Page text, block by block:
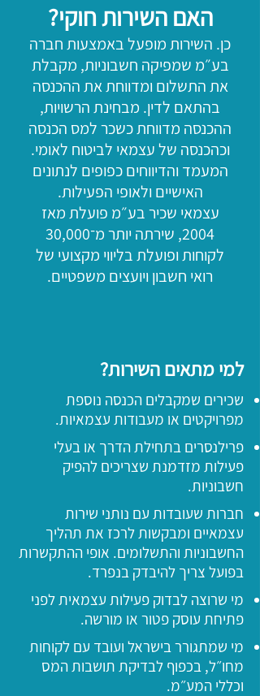
האם השירות חוקי?
כן. השירות מופעל באמצעות חברה
בע״מ שמפיקה חשבוניות, מקבלת
את התשלום ומדווחת את ההכנסה
בהתאם לדין. מבחינת הרשויות,
ההכנסה מדווחת כשכר למס הכנסה
וכהכנסה של עצמאי לביטוח לאומי.
המעמד והדיווחים כפופים לנתונים
האישיים ולאופי הפעילות.
עצמאי שכיר בע״מ פועלת מאז
2004, שירתה יותר מ־30,000
לקוחות ופועלת בליווי מקצועי של
רואי חשבון ויועצים משפטיים.
למי מתאים השירות?
שכירים שמקבלים הכנסה נוספת
מפרויקטים או מעבודות עצמאיות.
פרילנסרים בתחילת הדרך או בעלי
פעילות מזדמנת שצריכים להפיק
חשבוניות.
חברות שעובדות עם נותני שירות
עצמאיים ומבקשות לרכז את תהליך
החשבוניות והתשלומים. אופי ההתקשרות
בפועל צריך להיבדק בנפרד.
מי שרוצה לבדוק פעילות עצמאית לפני
פתיחת עוסק פטור או מורשה.
מי שמתגורר בישראל ועובד עם לקוחות
מחו״ל, בכפוף לבדיקת תושבות המס
וכללי המע״מ.